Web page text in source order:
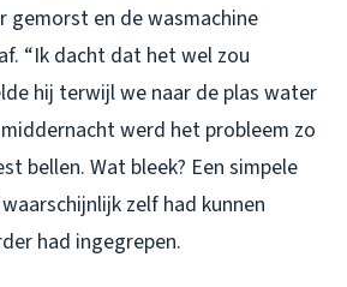
gemorst en de wasmachine
“Ik dacht dat het wel zou
hij terwijl we naar de plas water
werd het probleem zo
bellen. Wat bleek? Een simpele
zelf had kunnen
had ingegrepen.